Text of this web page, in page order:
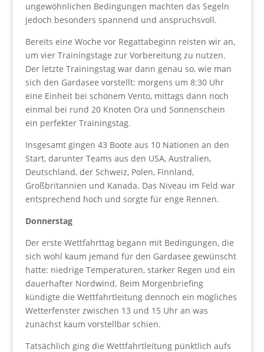
ungewöhnlichen Bedingungen machten das Segeln
jedoch besonders spannend und anspruchsvoll.
Bereits eine Woche vor Regattabeginn reisten wir an,
um vier Trainingstage zur Vorbereitung zu nutzen.
Der letzte Trainingstag war dann genau so, wie man
sich den Gardasee vorstellt: morgens um 8:30 Uhr
eine Einheit bei schönem Vento, mittags dann noch
einmal bei rund 20 Knoten Ora und Sonnenschein
ein perfekter Trainingstag.
Insgesamt gingen 43 Boote aus 10 Nationen an den
Start, darunter Teams aus den USA, Australien,
Deutschland, der Schweiz, Polen, Finnland,
Großbritannien und Kanada. Das Niveau im Feld war
entsprechend hoch und sorgte für enge Rennen.
Donnerstag
Der erste Wettfahrttag begann mit Bedingungen, die
sich wohl kaum jemand für den Gardasee gewünscht
hatte: niedrige Temperaturen, starker Regen und ein
dauerhafter Nordwind. Beim Morgenbriefing
kündigte die Wettfahrtleitung dennoch ein mögliches
Wetterfenster zwischen 13 und 15 Uhr an was
zunächst kaum vorstellbar schien.
Tatsächlich ging die Wettfahrtleitung pünktlich aufs